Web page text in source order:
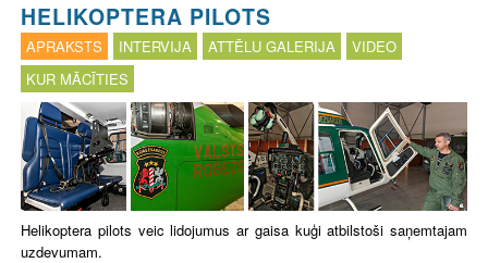
i
j
u
p
a
s
a
u
l
e
HELIKOPTERA PILOTS
APRAKSTS INTERVIJA ATTĒLU GALERIJA
VIDEO
KUR MĀCĪTIES
Helikoptera pilots veic lidojumus ar gaisa kuģi atbilstoši saņemtajam
uzdevumam.